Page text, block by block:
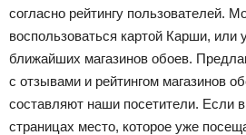
согласно рейтингу пользователей.
воспользоваться картой Карши, или
ближайших магазинов обоев.
с отзывами и рейтингом магазинов
составляют наши посетители. Если
страницах место, которое уже